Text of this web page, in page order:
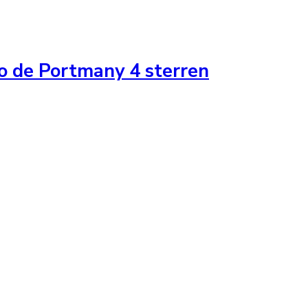
de Portmany 4 sterren